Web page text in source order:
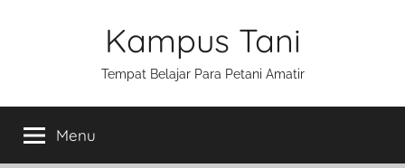
Kampus Tani
Tempat Belajar Para Petani Amatir
Menu